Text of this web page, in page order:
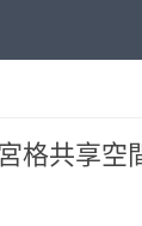
格共享空